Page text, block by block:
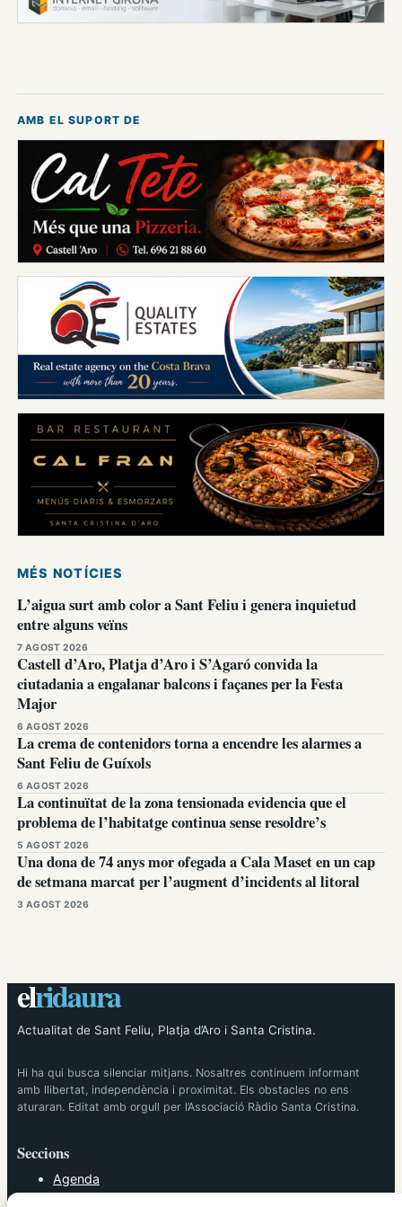
AMB EL SUPORT DE
MÉS NOTÍCIES
L’aigua surt amb color a Sant Feliu i genera inquietud
entre alguns veïns
7 AGOST 2026
Castell d’Aro, Platja d’Aro i S’Agaró convida la
ciutadania a engalanar balcons i façanes per la Festa
Major
6 AGOST 2026
La crema de contenidors torna a encendre les alarmes a
Sant Feliu de Guíxols
6 AGOST 2026
La continuïtat de la zona tensionada evidencia que el
problema de l’habitatge continua sense resoldre’s
5 AGOST 2026
Una dona de 74 anys mor ofegada a Cala Maset en un cap
de setmana marcat per l’augment d’incidents al litoral
3 AGOST 2026
elridaura
Actualitat de Sant Feliu, Platja d’Aro i Santa Cristina.
Hi ha qui busca silenciar mitjans. Nosaltres continuem informant
amb llibertat, independència i proximitat. Els obstacles no ens
aturaran. Editat amb orgull per l’Associació Ràdio Santa Cristina.
Seccions
Agenda